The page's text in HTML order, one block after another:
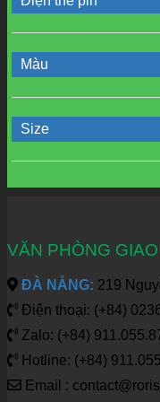
Màu
Size
VĂN PHÒNG
ĐÀ NẴNG: 219
Điện thoại: (+84)
Zalo: (+84)
Hotline: (+84)
Email :